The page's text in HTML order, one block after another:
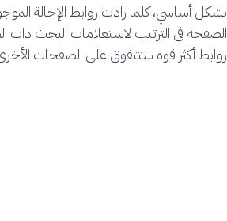
بشكل أساسي، كلما زادت روابط الإحالة
الصفحة في الترتيب لاستعلامات البحث
روابط أكثر قوة ستتفوق على الصفحات